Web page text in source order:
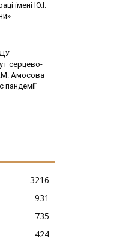
імені Ю.І.
серцево-
Амосова
пандемії
3216
931
735
424